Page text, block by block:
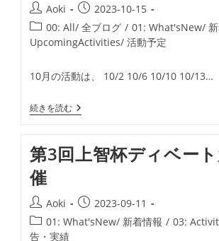
投
稿
者:
Aoki
投
稿
公
2023-10-15
投
稿
テ
リ
ー:
00: All/ 全ブログ / 01: What'sNew/
UpcomingActivities/ 活動予定
10月の活動は、 10/2 10/6 10/10 10/13…
続きを読む10
月
定
第3回上智杯ディベー
催
投
稿
者:
Aoki
投
稿
2023-09-11
投
稿
01: What'sNew/ 新着情報 / 03:
告・実績